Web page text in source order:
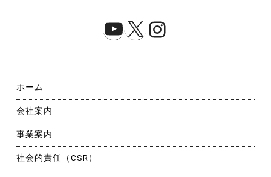
YouTube
X Instagram
ホーム
会社案内
事業案内
社会的責任（CSR）